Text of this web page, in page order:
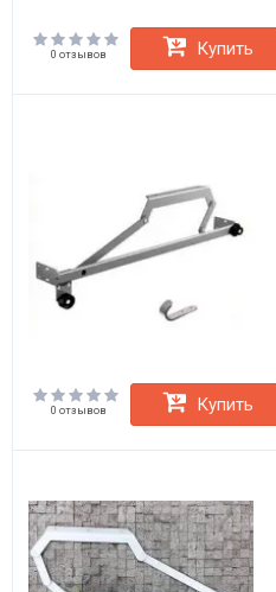
0 отзывов Купить
0 отзывов Купить